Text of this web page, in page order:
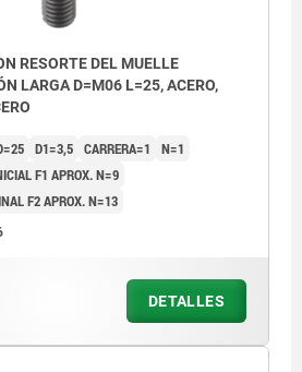
RESORTE DEL MUELLE
LARGA D=M06 L=25, ACERO,
D1=3,5 CARRERA=1
N=1
F1 APROX. N=9
F2 APROX. N=13
DETALLES